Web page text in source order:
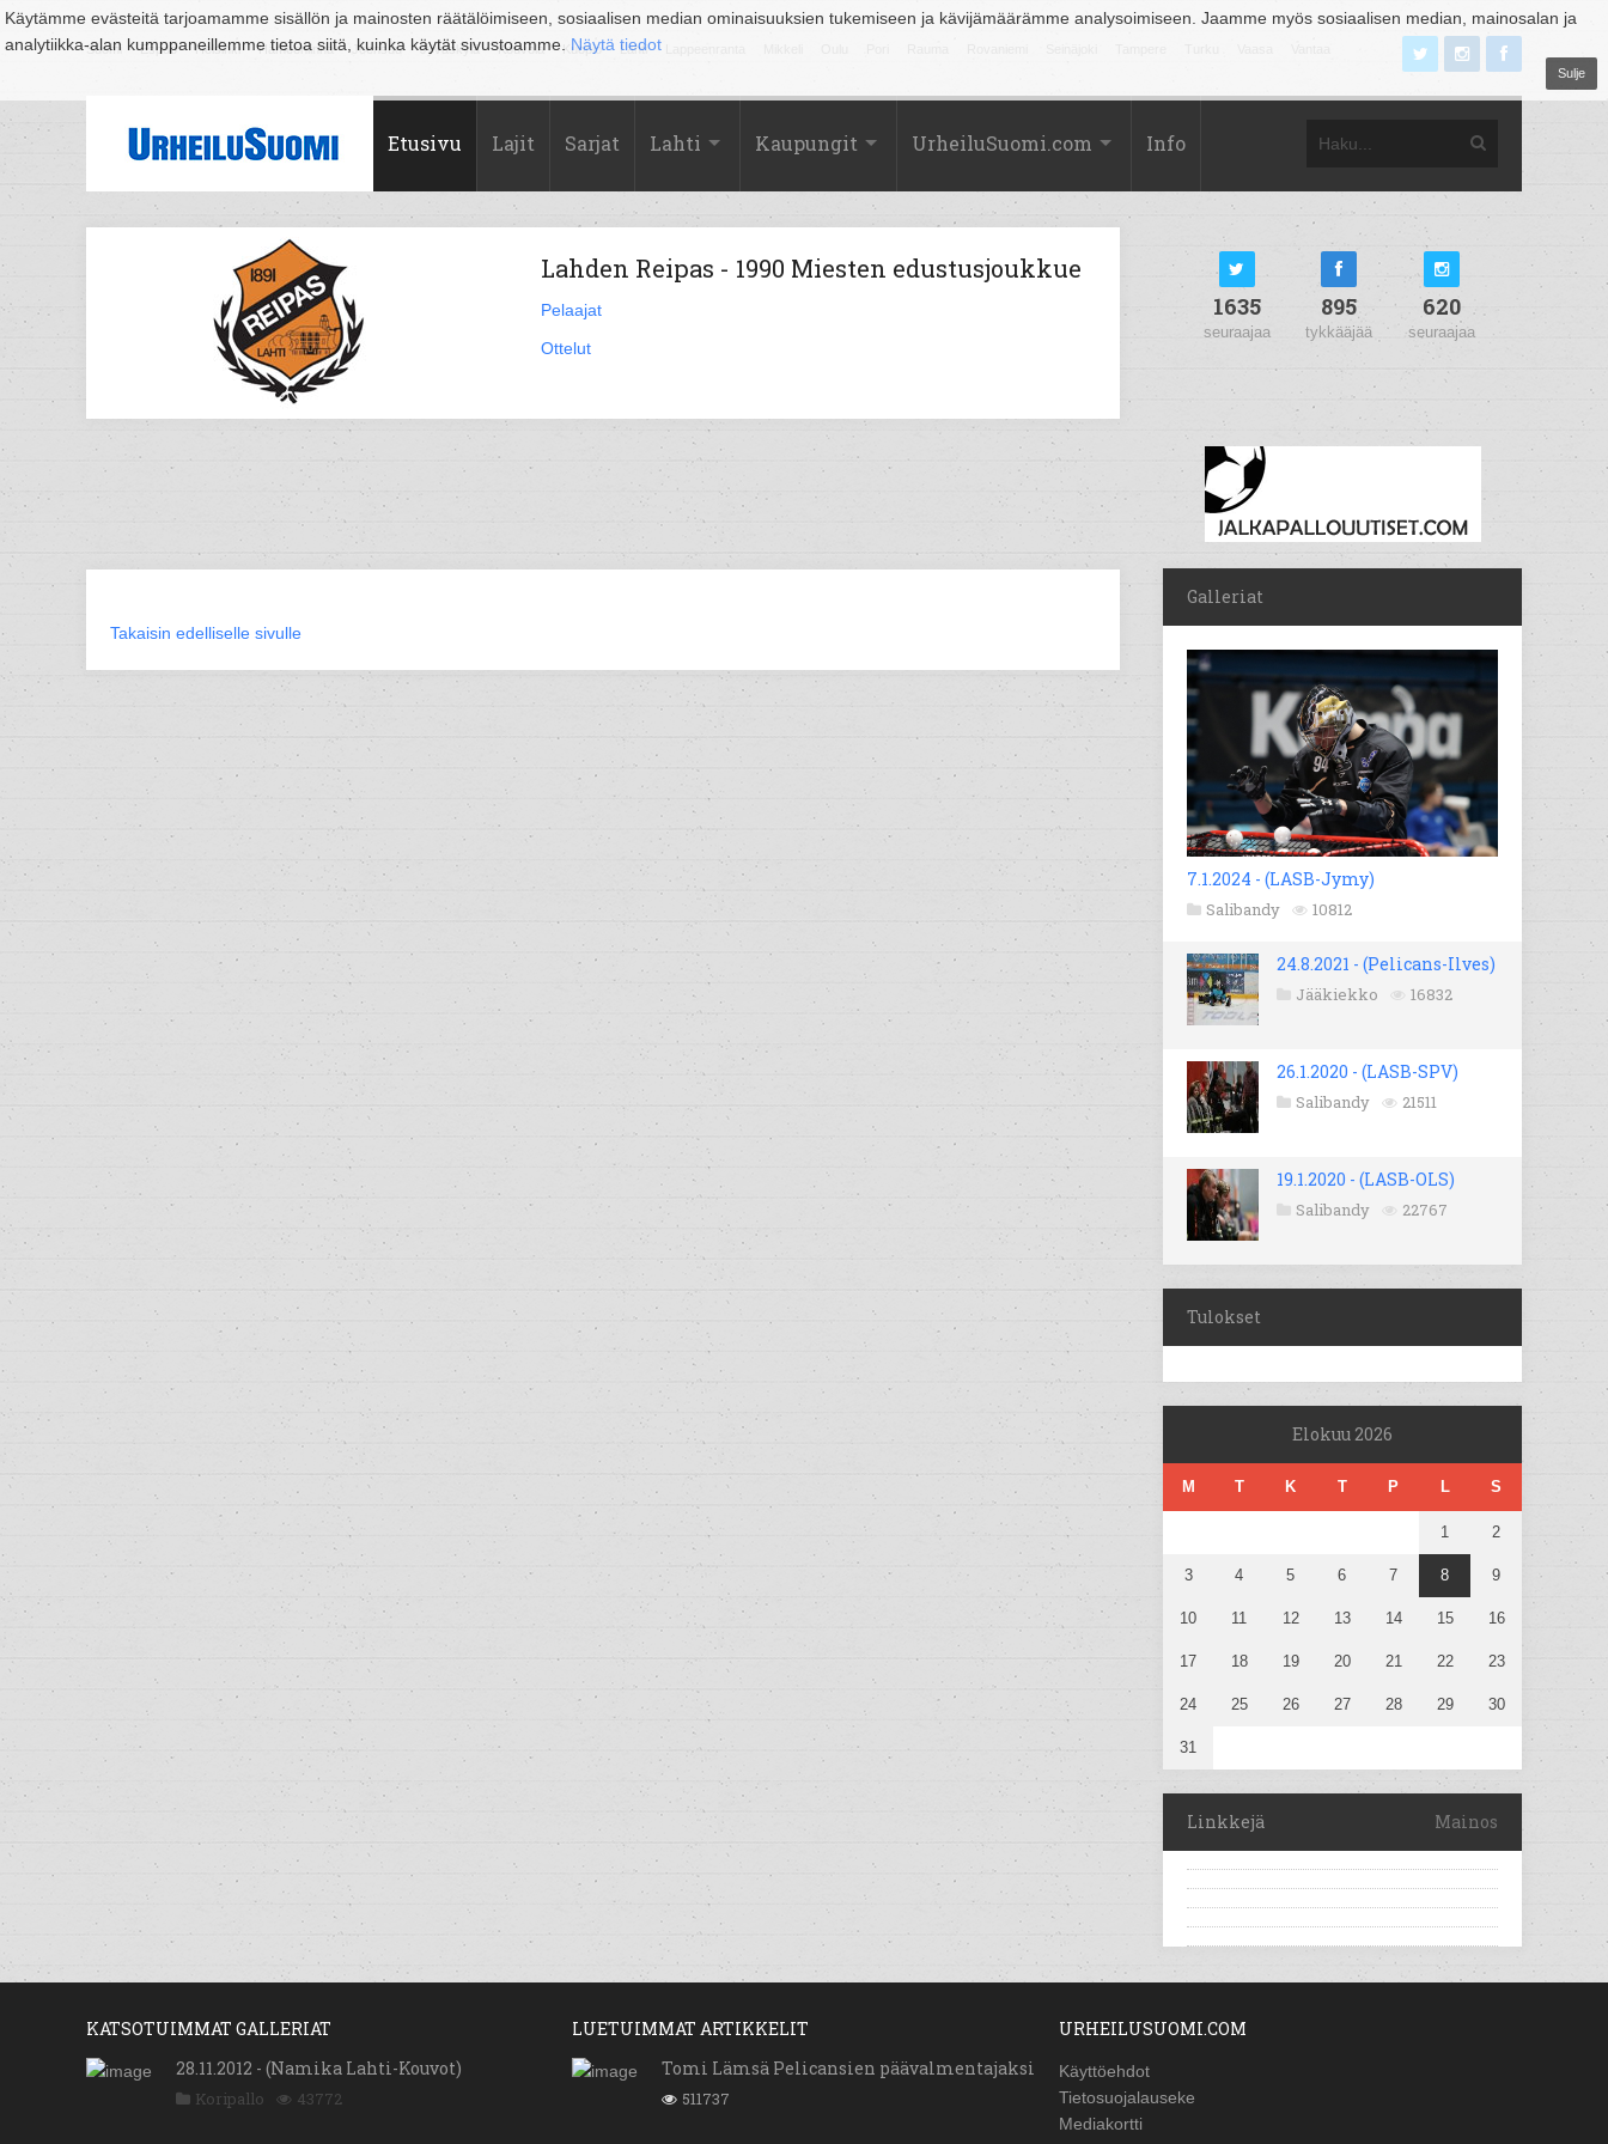
Käytämme evästeitä tarjoamamme sisällön ja mainosten räätälöimiseen, sosiaalisen median ominaisuuksien tukemiseen ja kävijämäärämme analysoimiseen. Jaamme myös sosiaalisen median, mainosalan ja
analytiikka-alan kumppaneillemme tietoa siitä, kuinka käytät sivustoamme. Näytä tiedot
Sulje
Suomi Espoo Helsinki Hämeenlinna Joensuu Jyväskylä Kouvola Kuopio Lahti
Etusivu Lajit Sarjat Lahti Kaupungit UrheiluSuomi.com Info
Lahden Reipas - 1990 Miesten edustusjoukkue
Pelaajat
Ottelut
Takaisin edelliselle sivulle
1635
seuraajaa
895
tykkääjää
620
seuraajaa
Galleriat
7.1.2024 - (LASB-Jymy)
Salibandy 10812
24.8.2021 - (Pelicans-Ilves)
Jääkiekko 16832
26.1.2020 - (LASB-SPV)
Salibandy 21511
19.1.2020 - (LASB-OLS)
Salibandy 22767
Tulokset
Elokuu 2026
M T K T P L S
1 2
3 4 5 6 7 8 9
10 11 12 13 14 15 16
17 18 19 20 21 22 23
24 25 26 27 28 29 30
31
Linkkejä Mainos
KATSOTUIMMAT GALLERIAT
28.11.2012 - (Namika Lahti-Kouvot)
Koripallo 43772
LUETUIMMAT ARTIKKELIT
Tomi Lämsä Pelicansien päävalmentajaksi
511737
URHEILUSUOMI.COM
Käyttöehdot
Tietosuojalauseke
Mediakortti